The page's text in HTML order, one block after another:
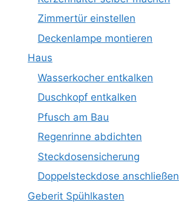
Zimmertür einstellen
Deckenlampe montieren
Haus
Wasserkocher entkalken
Duschkopf entkalken
Pfusch am Bau
Regenrinne abdichten
Steckdosensicherung
Doppelsteckdose anschließen
Geberit Spühlkasten